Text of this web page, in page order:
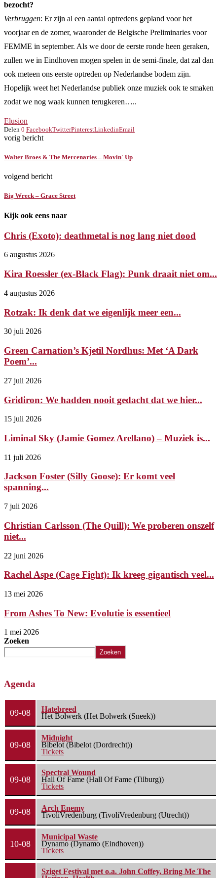
bezocht?
Verbruggen: Er zijn al een aantal optredens gepland voor het
voorjaar en de zomer, waaronder de Belgische Preliminaries voor
FEMME in september. Als we door de eerste ronde heen geraken,
zullen we in Eindhoven mogen spelen in de semi-finale, dat zal dan
ook meteen ons eerste optreden op Nederlandse bodem zijn.
Hopelijk weet het Nederlandse publiek onze muziek ook te smaken
zodat we nog waak kunnen terugkeren…..
Elusion
Delen 0 FacebookTwitterPinterestLinkedinEmail
vorig bericht
Walter Broes & The Mercenaries – Movin' Up
volgend bericht
Big Wreck – Grace Street
Kijk ook eens naar
Chris (Exoto): deathmetal is nog lang niet dood
6 augustus 2026
Kira Roessler (ex-Black Flag): Punk draait niet om...
4 augustus 2026
Rotzak: Ik denk dat we eigenlijk meer een...
30 juli 2026
Green Carnation’s Kjetil Nordhus: Met ‘A Dark
Poem’...
27 juli 2026
Gridiron: We hadden nooit gedacht dat we hier...
15 juli 2026
Liminal Sky (Jamie Gomez Arellano) – Muziek is...
11 juli 2026
Jackson Foster (Silly Goose): Er komt veel
spanning...
7 juli 2026
Christian Carlsson (The Quill): We proberen onszelf
niet...
22 juni 2026
Rachel Aspe (Cage Fight): Ik kreeg gigantisch veel...
13 mei 2026
From Ashes To New: Evolutie is essentieel
1 mei 2026
Zoeken
Zoeken
Agenda
09-08
Hatebreed
Het Bolwerk (Het Bolwerk (Sneek))
09-08
Midnight
Bibelot (Bibelot (Dordrecht))
Tickets
09-08
Spectral Wound
Hall Of Fame (Hall Of Fame (Tilburg))
Tickets
09-08
Arch Enemy
TivoliVredenburg (TivoliVredenburg (Utrecht))
10-08
Municipal Waste
Dynamo (Dynamo (Eindhoven))
Tickets
Sziget Festival met o.a. John Coffey, Bring Me The